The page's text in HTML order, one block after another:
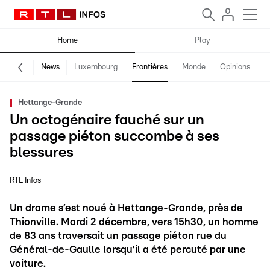
Home Play
News Luxembourg Frontières Monde Opinions
Hettange-Grande
Un octogénaire fauché sur un
passage piéton succombe à ses
blessures
RTL Infos
Un drame s’est noué à Hettange-Grande, près de
Thionville. Mardi 2 décembre, vers 15h30, un homme
de 83 ans traversait un passage piéton rue du
Général-de-Gaulle lorsqu’il a été percuté par une
voiture.